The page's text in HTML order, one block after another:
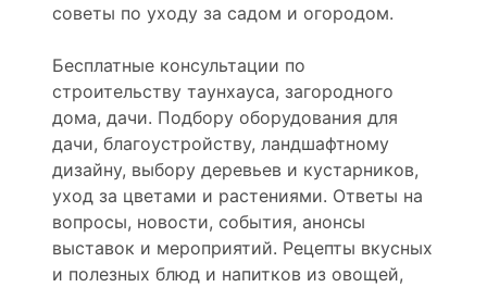
советы по уходу за садом и огородом.
Бесплатные консультации по
строительству таунхауса, загородного
дома, дачи. Подбору оборудования для
дачи, благоустройству, ландшафтному
дизайну, выбору деревьев и кустарников,
уход за цветами и растениями. Ответы на
вопросы, новости, события, анонсы
выставок и мероприятий. Рецепты вкусных
и полезных блюд и напитков из овощей,